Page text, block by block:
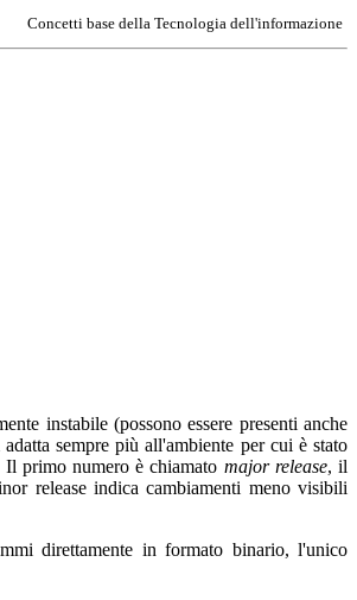
Concetti base della Tecnologia dell'informazione
instabile (possono essere presenti anche
sempre più all'ambiente per cui è stato
primo numero è chiamato major release, il
release indica cambiamenti meno visibili
direttamente in formato binario, l'unico